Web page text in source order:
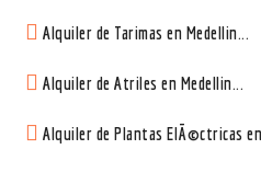
Alquiler de Tarimas en Medellin...
Alquiler de Atriles en Medellin...
Alquiler de Plantas ElÃ©ctricas